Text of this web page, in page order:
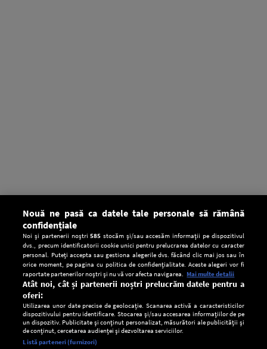
Setări:
Nouă ne pasă ca datele tale personale să rămână
confidențiale
Noi și partenerii noștri585 stocăm și/sau accesăm informații pe dispozitivul
dvs., precum identificatorii cookie unici pentru prelucrarea datelor cu caracter
personal. Puteți accepta sau gestiona alegerile dvs. făcând clic mai jos sau în
orice moment, pe pagina cu politica de confidențialitate. Aceste alegeri vor fi
raportate partenerilor noștri și nu vă vor afecta navigarea. Mai multe detalii
Atât noi, cât și partenerii noștri prelucrăm datele pentru a
oferi:
Utilizarea unor date precise de geolocație. Scanarea activă a caracteristicilor
dispozitivului pentru identificare. Stocarea și/sau accesarea informațiilor de pe
un dispozitiv. Publicitate și conținut personalizat, măsurători ale publicității și
de conținut, cercetarea audienței și dezvoltarea serviciilor.
Listă parteneri (furnizori)